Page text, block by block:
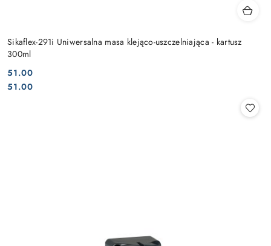
Sikaflex-291i Uniwersalna masa klejąco-uszczelniająca - kartusz
300ml
Cena:
51.00
Cena:
51.00